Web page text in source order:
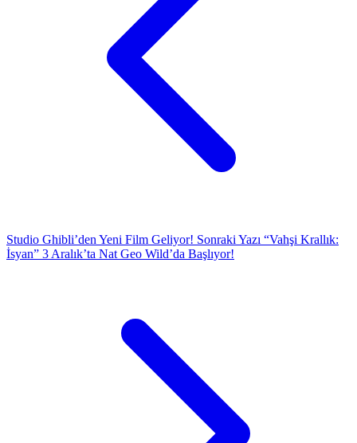
Studio Ghibli’den Yeni Film Geliyor! Sonraki Yazı “Vahşi Krallık:
İsyan” 3 Aralık’ta Nat Geo Wild’da Başlıyor!